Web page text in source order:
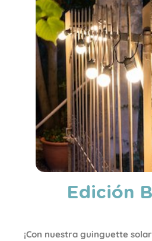
Edición
¡Con nuestra guinguette